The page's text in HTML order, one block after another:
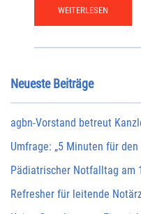
WEITERLESEN
Neueste Beiträge
agbn-Vorstand betreut
Umfrage: „5 Minuten für
Pädiatrischer Notfalltag am
Refresher für leitende